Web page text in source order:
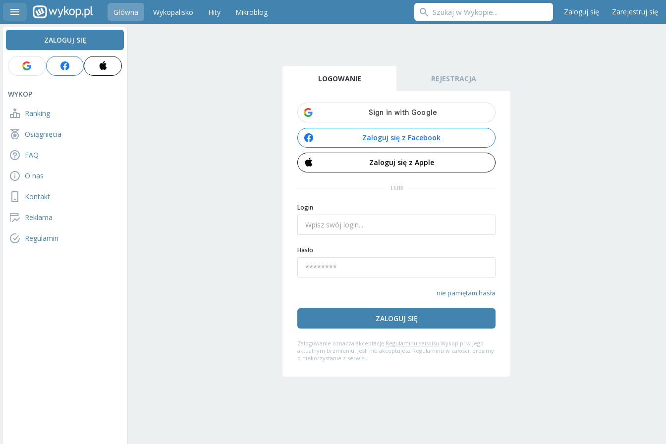
Główna Wykopalisko Hity Mikroblog Zaloguj się Zarejestruj się
ZALOGUJ SIĘ
WYKOP
Ranking
Osiągnięcia
FAQ
O nas
Kontakt
Reklama
Regulamin
LOGOWANIE REJESTRACJA
Zaloguj się z Facebook
Zaloguj się z Apple
LUB
Login
Hasło
nie pamiętam hasła
ZALOGUJ SIĘ
Zalogowanie oznacza akceptację Regulaminu serwisu Wykop.pl w jego
aktualnym brzmieniu. Jeśli nie akceptujesz Regulaminu w całości, prosimy
o niekorzystanie z serwisu.